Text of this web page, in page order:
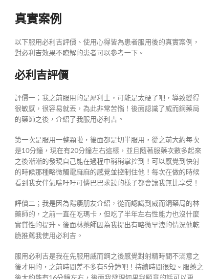
真實案例
以下服用必利吉評價、使用心得皆為患者服用後的真實案例，
對必利吉效果不瞭解的患者可以參考一下。
必利吉評價
評價一；我之前服用的是犀利士，可能是太硬了吧，導致變得
很敏感，很容易就丟，為此非常苦惱！後面認識了威而鋼藥局
的藥師之後，介紹了我服用必利吉。
第一次是服用一整顆啦，後面都是切半服用，從之前大約每次
是10分鐘，現在有20分鐘左右這樣，並且隨著服藥次數多起來
之後漸漸的發現自己能在過程中稍稍掌控到！可以感覺到快射
的時候那種略微觸電麻麻的感覺並控制住他！每次在做的時候
看到我女伴氣喘吁吁可憐巴巴求饒的樣子都會讓我無比享受！
評價二；我是因為陽痿朋友介紹，從而認識到威而鋼藥局的林
藥師的，之前一直在吃瑪卡，但吃了半年左右性能力也沒什麼
實質性的提升。後面林藥師因為我提出有略微早洩的情況他乾
脆推薦我使用必利吉。
服用必利吉是我在先服用威而鋼之後感覺對射精時間不滿意之
後才用的，之前時間差不多有5分鐘吧！持續時間很短。服藥之
後大約能有16分鐘左右，後面我發現如果我願意的話可以更